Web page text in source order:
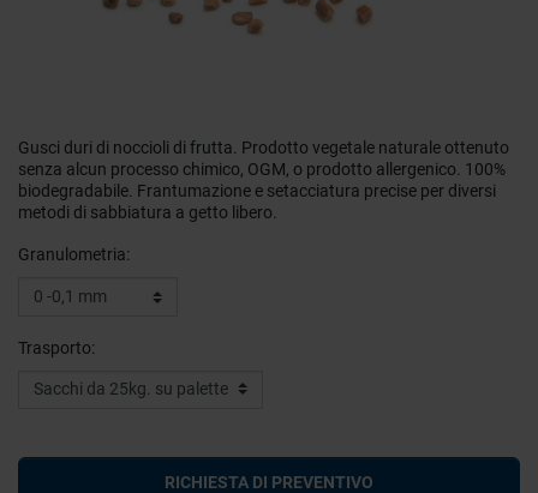
Gusci duri di noccioli di frutta. Prodotto vegetale naturale ottenuto
senza alcun processo chimico, OGM, o prodotto allergenico. 100%
biodegradabile. Frantumazione e setacciatura precise per diversi
metodi di sabbiatura a getto libero.
Granulometria:
Trasporto:
RICHIESTA DI PREVENTIVO